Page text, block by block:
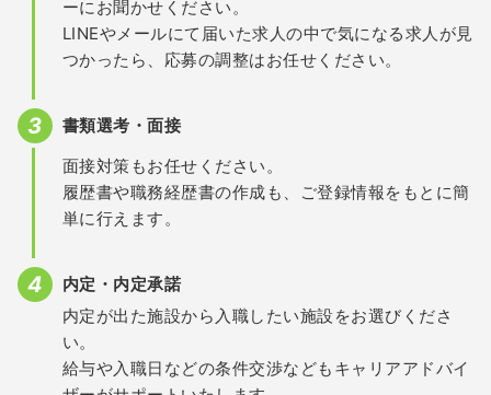
ーにお聞かせください。
LINEやメールにて届いた求人の中で気になる求人が見
つかったら、応募の調整はお任せください。
書類選考・面接
面接対策もお任せください。
履歴書や職務経歴書の作成も、ご登録情報をもとに簡
単に行えます。
内定・内定承諾
内定が出た施設から入職したい施設をお選びくださ
い。
給与や入職日などの条件交渉などもキャリアアドバイ